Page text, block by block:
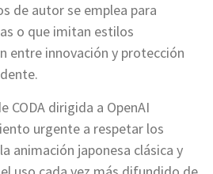
de autor se emplea para
o que imitan estilos
entre innovación y protección
CODA dirigida a OpenAI
urgente a respetar los
animación japonesa clásica y